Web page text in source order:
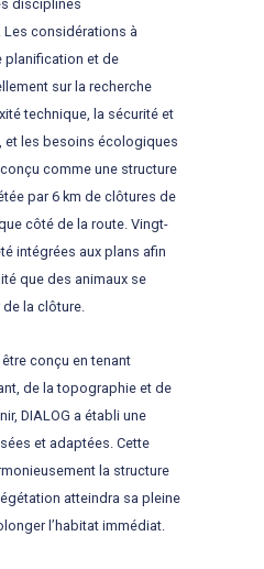
disciplines
considérations à
planification et de
sur la recherche
technique, la sécurité et
et les besoins écologiques
comme une structure
par 6 km de clôtures de
côté de la route. Vingt-
intégrées aux plans afin
que des animaux se
la clôture.
conçu en tenant
de la topographie et de
DIALOG a établi une
et adaptées. Cette
la structure
atteindra sa pleine
l’habitat immédiat.